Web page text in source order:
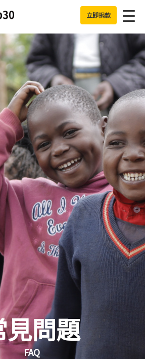
Jump to Navigation
to Main content
見問題
FAQ
立即捐款